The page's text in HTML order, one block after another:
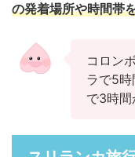
の発着場所や時間帯
コロン
ラで5
で3時間